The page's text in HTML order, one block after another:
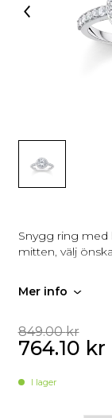
Snygg ring med
mitten, välj
Mer info
849.00kr
764.10 kr
I lager